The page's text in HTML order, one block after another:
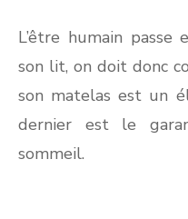
L’être humain
son lit, on doit donc
son matelas est un
dernier est le
sommeil.